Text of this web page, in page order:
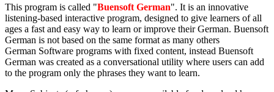
This program is called "Buensoft German". It is an innovative
listening-based interactive program, designed to give learners of all
ages a fast and easy way to learn or improve their German. Buensoft
German is not based on the same format as many others
German Software programs with fixed content, instead Buensoft
German was created as a conversational utility where users can add
to the program only the phrases they want to learn.